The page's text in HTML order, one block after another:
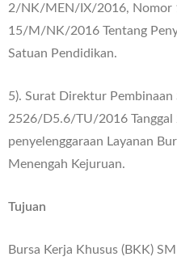
2/NK/MEN/IX/2016,
15/M/NK/2016 Tentang
Satuan Pendidikan.
5). Surat Direktur
2526/D5.6/TU/2016 Tanggal
penyelenggaraan Layanan
Menengah Kejuruan.
Tujuan
Bursa Kerja Khusus (BKK)